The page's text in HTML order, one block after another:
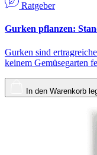
Ratgeber
Gurken pflanzen:
Gurken sind
keinem Gemüsegarten
In den Warenkorb